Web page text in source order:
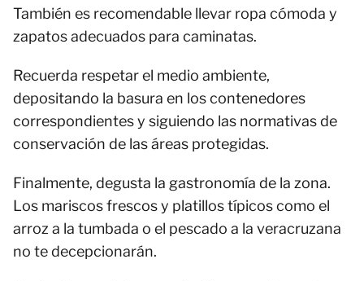
También es recomendable llevar ropa cómoda y
zapatos adecuados para caminatas.
Recuerda respetar el medio ambiente,
depositando la basura en los contenedores
correspondientes y siguiendo las normativas de
conservación de las áreas protegidas.
Finalmente, degusta la gastronomía de la zona.
Los mariscos frescos y platillos típicos como el
arroz a la tumbada o el pescado a la veracruzana
no te decepcionarán.